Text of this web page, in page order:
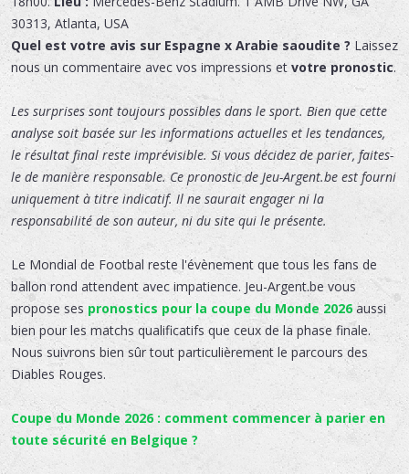
30313,Atlanta, USA
Quel est votre avis sur Espagne x Arabie saoudite ? Laissez
nous un commentaire avec vos impressions et votre pronostic.
Les surprises sont toujours possibles dans le sport. Bien que cette
analyse soit basée sur les informations actuelles et les tendances,
le résultat final reste imprévisible. Si vous décidez de parier, faites-
le de manière responsable. Ce pronostic de Jeu-Argent.be est fourni
uniquement à titre indicatif. Il ne saurait engager ni la
responsabilité de son auteur, ni du site qui le présente.
Le Mondial de Footbal reste l'évènement que tous les fans de
ballon rond attendent avec impatience. Jeu-Argent.be vous
propose ses pronostics pour la coupe du Monde 2026aussi
bien pour les matchs qualificatifs que ceux de la phase finale.
Nous suivrons bien sûr tout particulièrement le parcours des
Diables Rouges.
Coupe du Monde 2026 : comment commencer à parier en
toute sécurité en Belgique ?